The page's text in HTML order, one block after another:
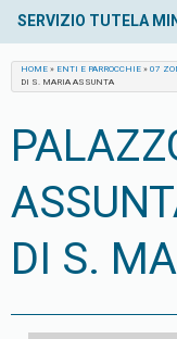
SERVIZIO TUTELA
HOME » ENTI E PARROCCHIE » 07
DI S. MARIA ASSUNTA
DI S.